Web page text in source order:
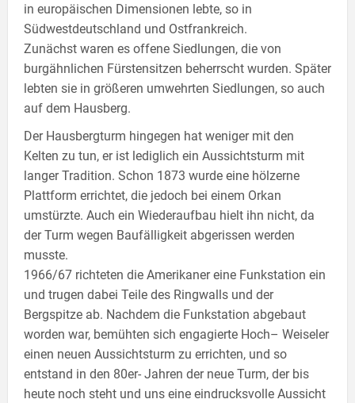
in europäischen Dimensionen lebte, so in
Südwestdeutschland und Ostfrankreich.
Zunächst waren es offene Siedlungen, die von
burgähnlichen Fürstensitzen beherrscht wurden. Später
lebten sie in größeren umwehrten Siedlungen, so auch
auf dem Hausberg.
Der Hausbergturm hingegen hat weniger mit den
Kelten zu tun, er ist lediglich ein Aussichtsturm mit
langer Tradition. Schon 1873 wurde eine hölzerne
Plattform errichtet, die jedoch bei einem Orkan
umstürzte. Auch ein Wiederaufbau hielt ihn nicht, da
der Turm wegen Baufälligkeit abgerissen werden
musste.
1966/67 richteten die Amerikaner eine Funkstation ein
und trugen dabei Teile des Ringwalls und der
Bergspitze ab. Nachdem die Funkstation abgebaut
worden war, bemühten sich engagierte Hoch– Weiseler
einen neuen Aussichtsturm zu errichten, und so
entstand in den 80er- Jahren der neue Turm, der bis
heute noch steht und uns eine eindrucksvolle Aussicht